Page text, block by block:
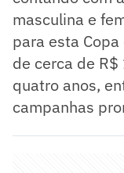
masculina e
para esta
de cerca de
quatro anos,
campanhas